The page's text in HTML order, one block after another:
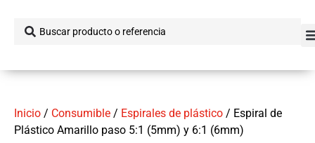
Inicio / Consumible / Espirales de plástico / Espiral de
Plástico Amarillo paso 5:1 (5mm) y 6:1 (6mm)